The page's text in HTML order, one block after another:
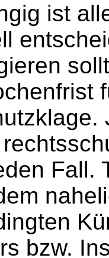
ist
Fall.
bzw.